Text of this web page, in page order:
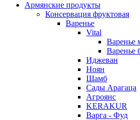
Армянские продукты
Консервация фруктовая
Варенье
Vital
Варенье
Варенье
Иджеван
Ноян
Шамб
Сады Арагаца
Агроянс
KERAKUR
Варга - Фуд